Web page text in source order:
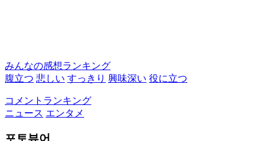
みんなの感想ランキング
腹立つ 悲しい すっきり 興味深い 役に立つ
コメントランキング
ニュース エンタメ